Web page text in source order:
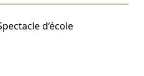
d’école